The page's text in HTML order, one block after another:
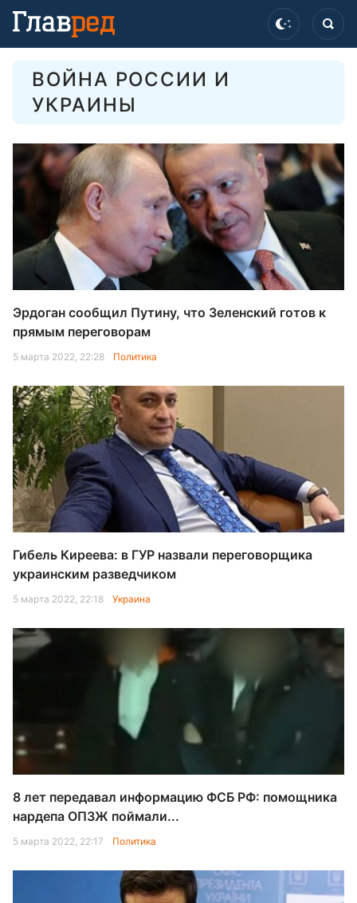
ВОЙНА РОССИИ И
УКРАИНЫ
Эрдоган сообщил Путину, что Зеленский готов к
прямым переговорам
5 марта 2022, 22:28 Политика
Гибель Киреева: в ГУР назвали переговорщика
украинским разведчиком
5 марта 2022, 22:18 Украина
8 лет передавал информацию ФСБ РФ: помощника
нардепа ОПЗЖ поймали...
5 марта 2022, 22:17 Политика